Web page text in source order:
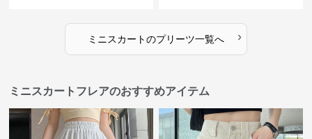
ミニスカートのプリーツ一覧へ ›
ミニスカートフレアのおすすめアイテム